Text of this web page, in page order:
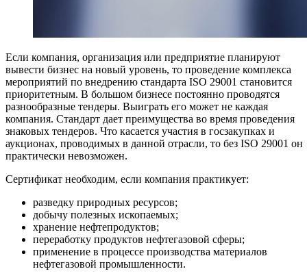
Если компания, организация или предприятие планируют
вывести бизнес на новый уровень, то проведение комплекса
мероприятий по внедрению стандарта ISO 29001 становится
приоритетным. В большом бизнесе постоянно проводятся
разнообразные тендеры. Выиграть его может не каждая
компания. Стандарт дает преимущества во время проведения
знаковых тендеров. Что касается участия в госзакупках и
аукционах, проводимых в данной отрасли, то без ISO 29001 он
практически невозможен.
Сертификат необходим, если компания практикует:
разведку природных ресурсов;
добычу полезных ископаемых;
хранение нефтепродуктов;
переработку продуктов нефтегазовой сферы;
применение в процессе производства материалов
нефтегазовой промышленности.